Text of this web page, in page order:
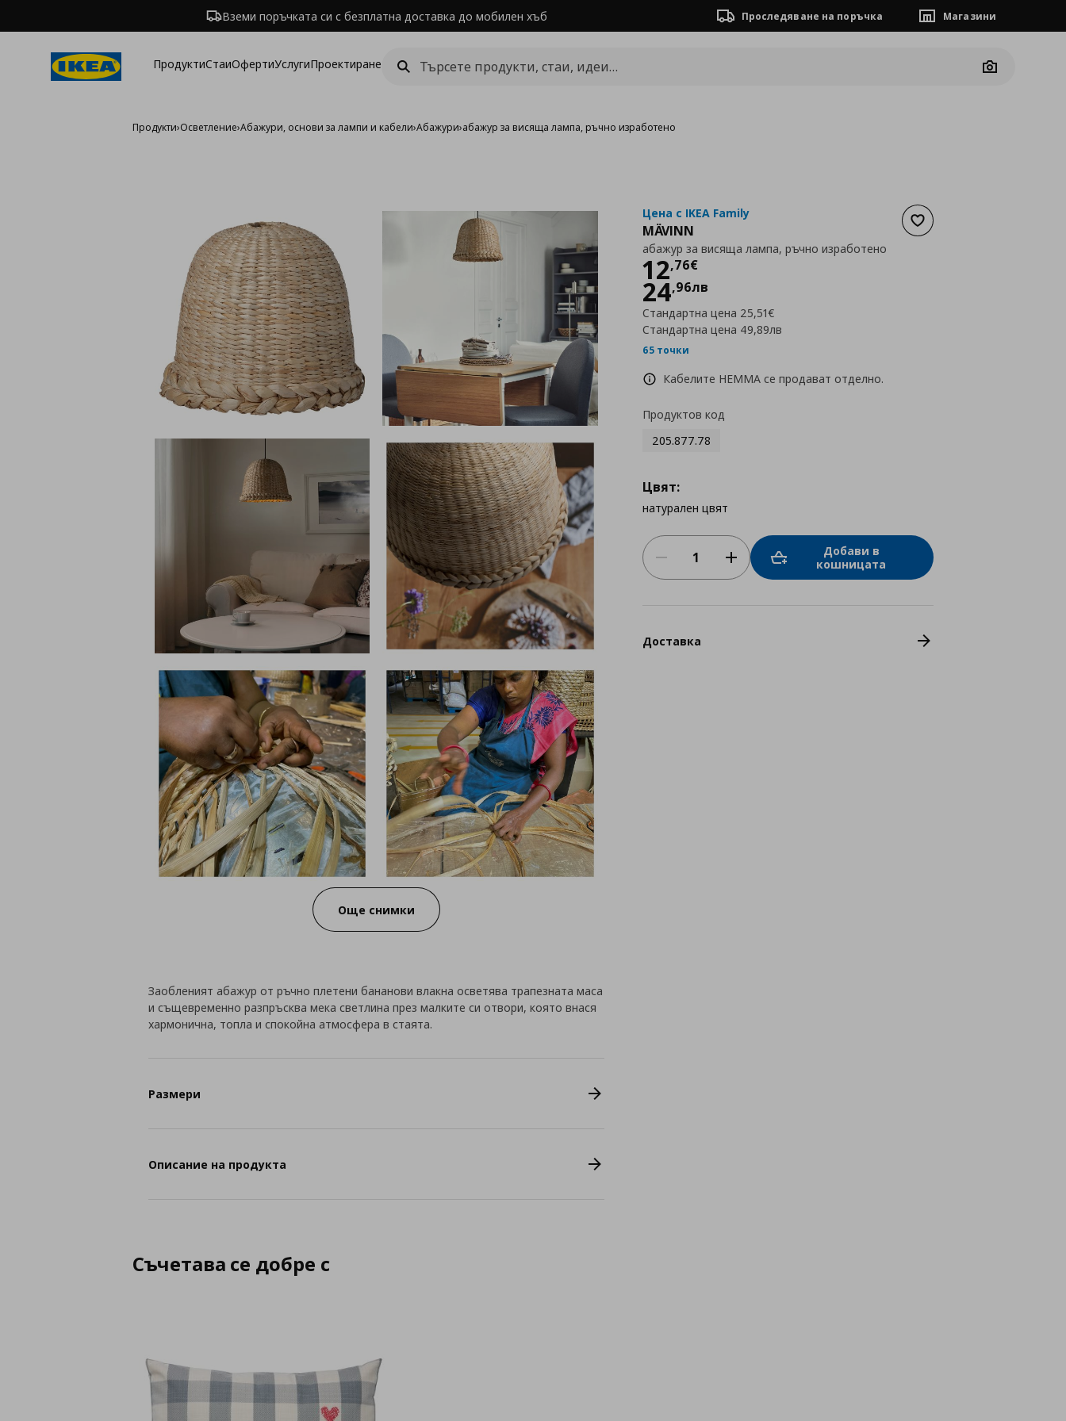
Вземи поръчката си с безплатна доставка до мобилен хъб Проследяване на поръчка Магазини
ПродуктиСтаиОфертиУслугиПроектиране
Camera
Продукти›Осветление›Абажури, основи за лампи и кабели›Абажури›абажур за висяща лампа, ръчно изработено
Още снимки
Добави към списъка с
Цена с IKEA Family
MÄVINN
абажур за висяща лампа, ръчно изработено
12,76€
Цена
24,96лв
Стандартна цена 25,51€
Стандартна цена 49,89лв
65 точки
Кабелите HEMMA се продават отделно.
Продуктов код
205.877.78
Цвят:
натурален цвят
Добави в
кошницата
Доставка
Заобленият абажур от ръчно плетени бананови влакна осветява трапезната маса
и същевременно разпръсква мека светлина през малките си отвори, която внася
хармонична, топла и спокойна атмосфера в стаята.
Размери
Описание на продукта
Съчетава се добре с